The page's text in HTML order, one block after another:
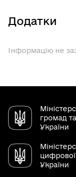
Додатки
Інформацію не
громад
України
України